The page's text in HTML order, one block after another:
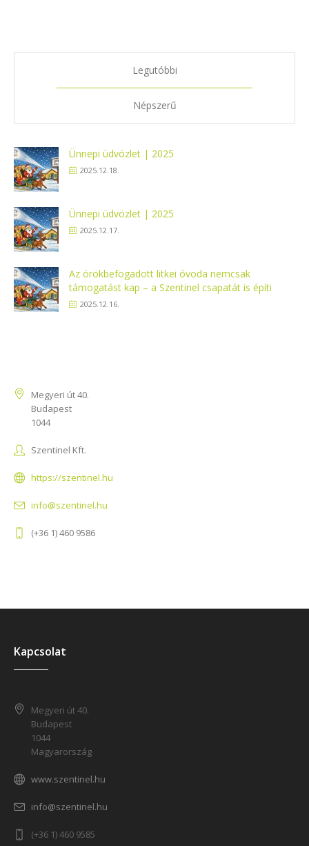
Legutóbbi
Népszerű
Ünnepi üdvözlet | 2025
2025.12.18.
Ünnepi üdvözlet | 2025
2025.12.17.
Az örökbefogadott litkei óvoda nemcsak
támogatást kap – a Szentinel csapatát is építi
2025.12.16.
Megyeri út 40.
Budapest
1044
Szentinel Kft.
https://szentinel.hu
info@szentinel.hu
(+36 1) 460 9586
Kapcsolat
Megyeri út 40.
Budapest
1044
Magyarország
www.szentinel.hu
info@szentinel.hu
(+36 1) 460 9585